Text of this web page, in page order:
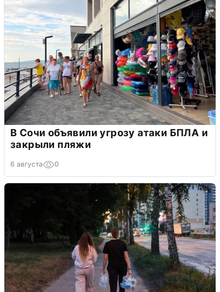
В Сочи объявили угрозу атаки БПЛА и
закрыли пляжи
6 августа 0